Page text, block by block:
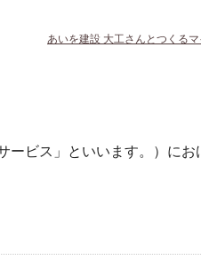
あいを建設 大工さんとつくる
ビス」といいます。）に